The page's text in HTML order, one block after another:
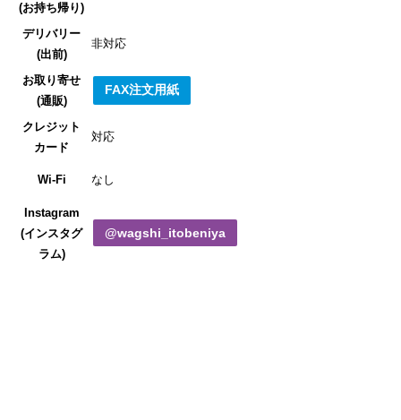
(お持ち帰り)
デリバリー
(出前)
非対応
お取り寄せ
(通販)
FAX注文用紙
クレジット
カード
対応
Wi-Fi なし
Instagram
(インスタグ
ラム)
@wagshi_itobeniya